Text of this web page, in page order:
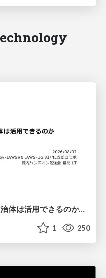
ガバメント AI 源内を地方自治体は活用できるのか 可能性と課題、期待について
1 250